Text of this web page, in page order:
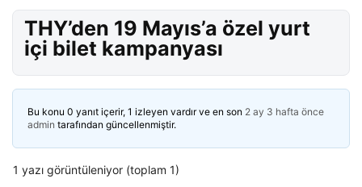
THY’den 19 Mayıs’a özel yurt
içi bilet kampanyası
Bu konu 0 yanıt içerir, 1 izleyen vardır ve en son 2 ay 3 hafta önce
admin tarafından güncellenmiştir.
1 yazı görüntüleniyor (toplam 1)